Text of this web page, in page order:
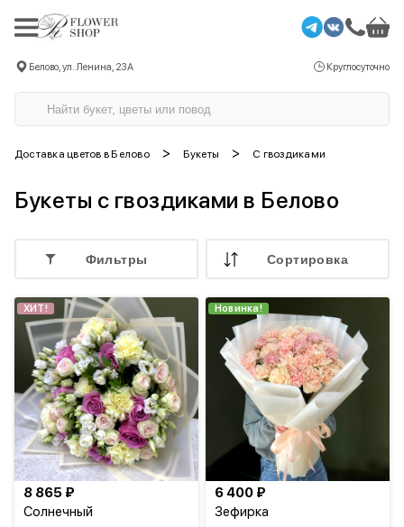
Белово, ул. Ленина, 23А Круглосуточно
Доставка цветов в Белово > Букеты > С гвоздиками
Букеты с гвоздиками в Белово
Фильтры Cортировка
ХИТ!
Солнечный
8 865 ₽
Новинка!
Зефирка
6 400 ₽